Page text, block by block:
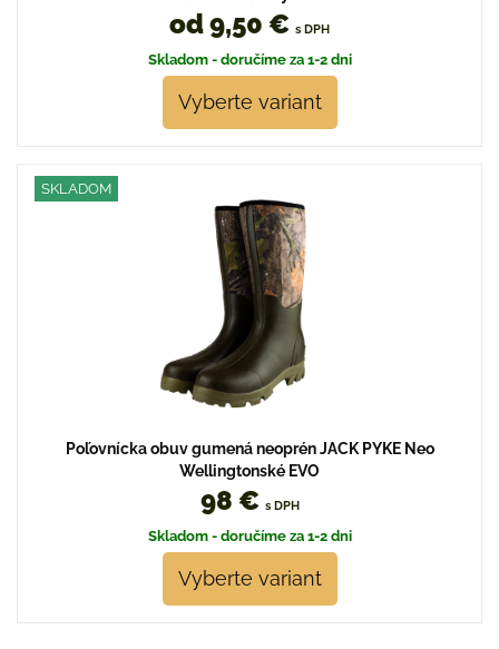
od 9,50 € s DPH
Skladom - doručíme za 1-2 dni
Vyberte variant
SKLADOM
Poľovnícka obuv gumená neoprén JACK PYKE Neo
Wellingtonské EVO
98 € s DPH
Skladom - doručíme za 1-2 dni
Vyberte variant